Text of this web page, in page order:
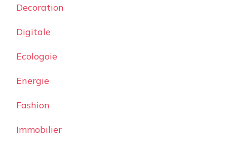
Decoration
Digitale
Ecologoie
Energie
Fashion
Immobilier